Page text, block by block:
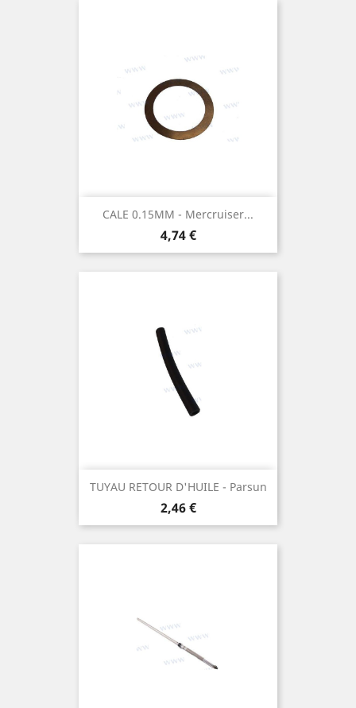
CALE 0.15MM - Mercruiser...
Prix
4,74 €
TUYAU RETOUR D'HUILE - Parsun
Prix
2,46 €